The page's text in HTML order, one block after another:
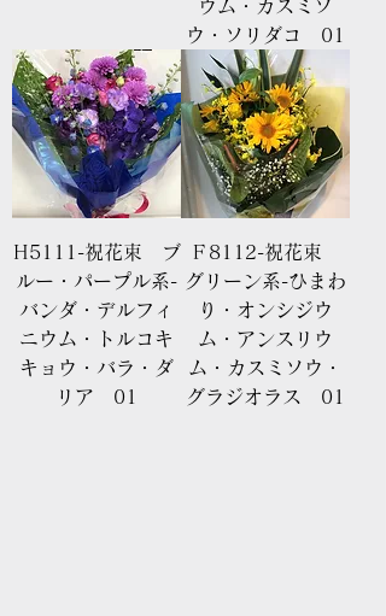
ウム・カスミソ
ウ・ソリダコ 01
H5111-祝花束 ブ
ルー・パープル系-
バンダ・デルフィ
ニウム・トルコキ
キョウ・バラ・ダ
リア 01
Ｆ8112-祝花束
グリーン系-ひまわ
り・オンシジウ
ム・アンスリウ
ム・カスミソウ・
グラジオラス 01